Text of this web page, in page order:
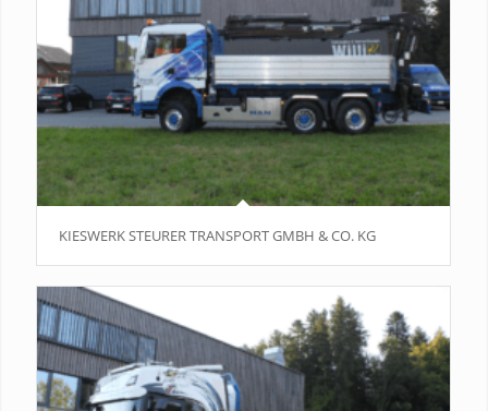
KIESWERK STEURER TRANSPORT GMBH & CO. KG